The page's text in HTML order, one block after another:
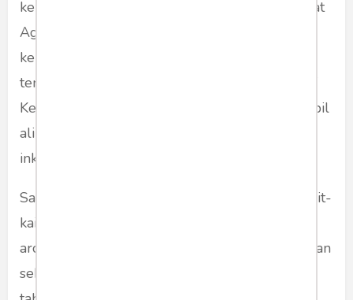
kezaliman, ketika Ketua Umum Partai Demokrat
Agus Harimurti Yudhoyono mengirim surat
kepada Presiden Jokowi, meminta klarifikasi
tentang upaya Jenderal Moeldoko, Kepala Staf
Kepresidenan, yang dikabarkan ingin mengambil
alih kepemimpinan Partai Demokrat secara
inkonstitusional.
Saya tidak tahu mengapa Presiden Jokowi dikait-
kaitkan dalam urusan ini, tapi saya mencium
aroma dibangkitkannya kembali narasi kezaliman
sebagaimana yang pernah dituai sang ayah, 17